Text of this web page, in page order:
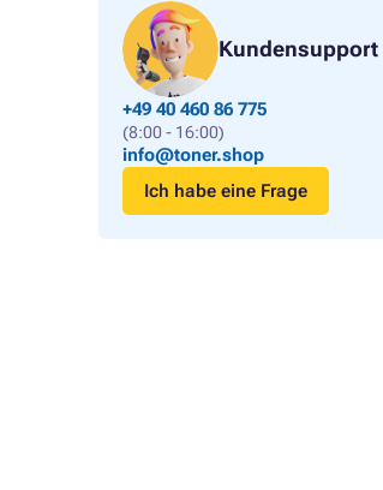
Kundensupport
+49 40 460 86 775
(8:00 - 16:00)
info@toner.shop
Ich habe eine Frage